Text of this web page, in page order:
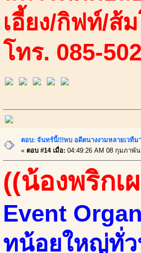
เอี้ยง/กิฟท์/ส้
โทร. 085-
ตอบ: จันทร์นี้!!!พบ อดีตนางงามหลายเวที
« ตอบ #14 เมื่อ: 04:49:26 AM 08 กุมภาพั
((น้องพริกเ
Event
ทน้อยใหญ่ทั่ว